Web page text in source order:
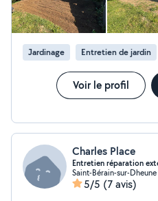
Jardinage Entretien de jardin
Voir le profil
Charles Place
Entretien réparation
Saint-Bérain-sur-
5/5 (7 avis)